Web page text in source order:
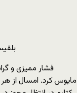
مایوس کرد. امسال از